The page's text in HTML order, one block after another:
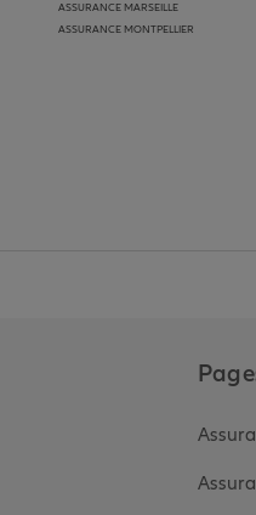
ASSURANCE MARSEILLE
ASSURANCE MONTPELLIER